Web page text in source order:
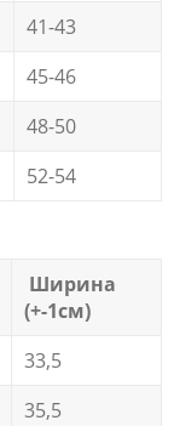
41-43
45-46
48-50
52-54
Ширина
(+-1см)
33,5
35,5